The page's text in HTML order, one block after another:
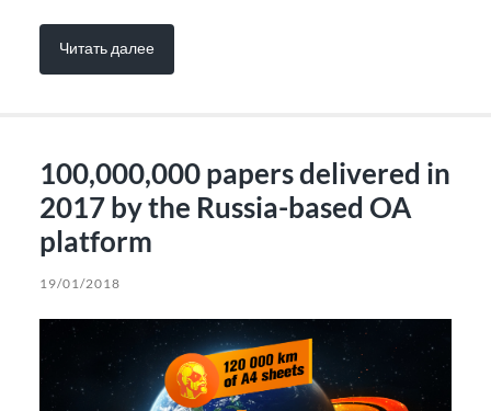
Читать далее
100,000,000 papers delivered in
2017 by the Russia-based OA
platform
19/01/2018